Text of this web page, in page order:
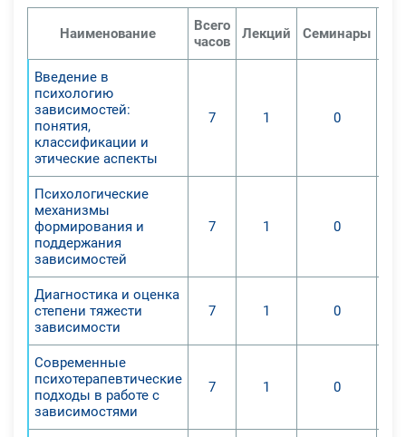
Наименование
Всего
часов
Лекций Семинары
Введение в
психологию
зависимостей:
понятия,
классификации и
этические аспекты
7 1 0
Психологические
механизмы
формирования и
поддержания
зависимостей
7 1 0
Диагностика и оценка
степени тяжести
зависимости
7 1 0
Современные
психотерапевтические
подходы в работе с
зависимостями
7 1 0